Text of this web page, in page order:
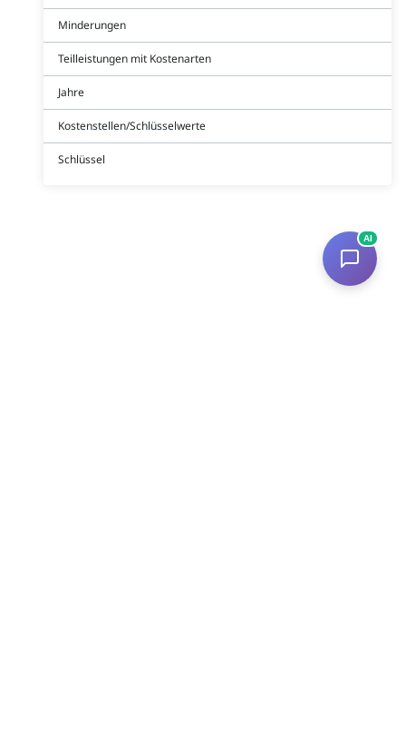
Minderungen
Teilleistungen mit Kostenarten
Jahre
Kostenstellen/Schlüsselwerte
Schlüssel
AI